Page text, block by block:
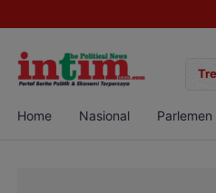
Pelaku Diamankan
Home Nasional Parlemen